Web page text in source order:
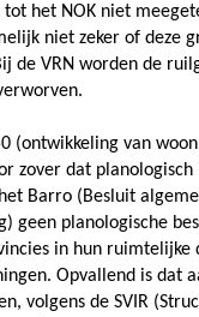
het NOK niet
niet zeker of deze
de VRN worden de
(ontwikkeling van
zover dat
Barro (Besluit
geen planologische
in hun ruimtelijke
Opvallend is dat
volgens de SVIR